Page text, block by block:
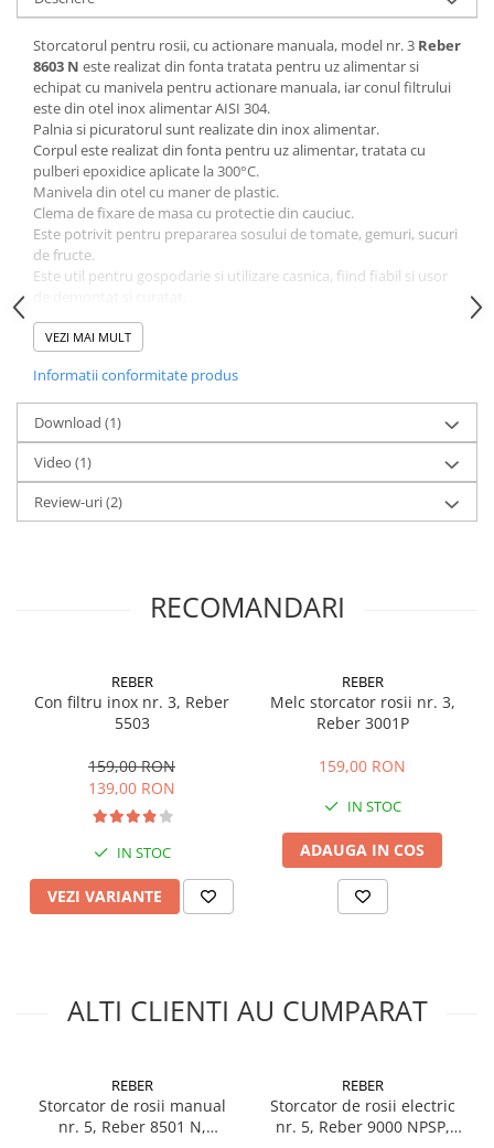
Sere si solarii
Plase si folii pentru gradinarit
Alte unelte de gradinarit
Echipamente de protectie pentru
gradina
Casti de protectie
Manusi de lucru
Ochelari de protectie
Electrice si Iluminat
Sisteme fotovoltaice
Prize & Prelungitoare
Constructii
Masini de taiat
Masini de taiat beton / asfalt
Masini de taiat gresie / faianta
Masini de taiat caramida
Motodebitatoare
Masini de prelucrat fier-beton
Accesorii masini de taiat
Vibratoare beton
Rigle vibrante
Aplicatoare cu banda
Slefuitoare pereti
Pompe pentru zugravit si vopsit
Echipamente marcaje rutiere
Maiuri compactoare
Placi compactoare unidirectionale
Storcatorul pentru rosii, cu actionare manuala, model nr. 3 Reber
8603 N este realizat din fonta tratata pentru uz alimentar si
echipat cu manivela pentru actionare manuala, iar conul filtrului
este din otel inox alimentar AISI 304.
Palnia si picuratorul sunt realizate din inox alimentar.
Corpul este realizat din fonta pentru uz alimentar, tratata cu
pulberi epoxidice aplicate la 300°C.
Manivela din otel cu maner de plastic.
Clema de fixare de masa cu protectie din cauciuc.
Este potrivit pentru prepararea sosului de tomate, gemuri, sucuri
de fructe.
Este util pentru gospodarie si utilizare casnica, fiind fiabil si usor
Producator: Reber Srl - Italia
Date tehnice:
Actionare: manuala
Material palnie: inox alimentar
Material picurator: inox alimentar
Con filtru: inox alimentar
Dimensiuni (L x l x h): 450 x 285 x 370 mm
Greutate: 2.5 kg
VEZI MAI MULT
Informatii conformitate produs
Download (1)
Video (1)
Review-uri(2)
RECOMANDARI
REBER
Con filtru inox nr. 3, Reber
5503
159,00 RON
139,00 RON
IN STOC
VEZI VARIANTE
REBER
Melc storcator rosii nr. 3,
Reber 3001P
159,00 RON
IN STOC
ADAUGA IN COS
ALTI CLIENTI AU CUMPARAT
REBER
Storcator de rosii manual
nr. 5, Reber 8501 N,
REBER
Storcator de rosii electric
nr. 5, Reber 9000 NPSP,